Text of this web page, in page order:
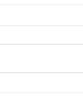
RSV nedir ?